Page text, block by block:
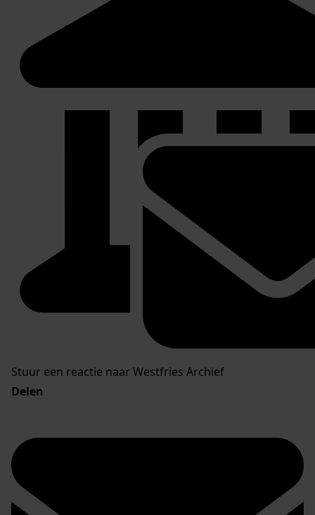
Stuur een reactie naar Westfries Archief
Delen